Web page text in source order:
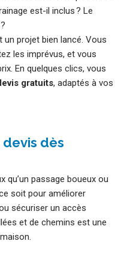
est-il inclus ? Le
un projet bien lancé. Vous
les imprévus, et vous
En quelques clics, vous
gratuits, adaptés à vos
dès
qu’un passage boueux ou
soit pour améliorer
sécuriser un accès
et de chemins est une